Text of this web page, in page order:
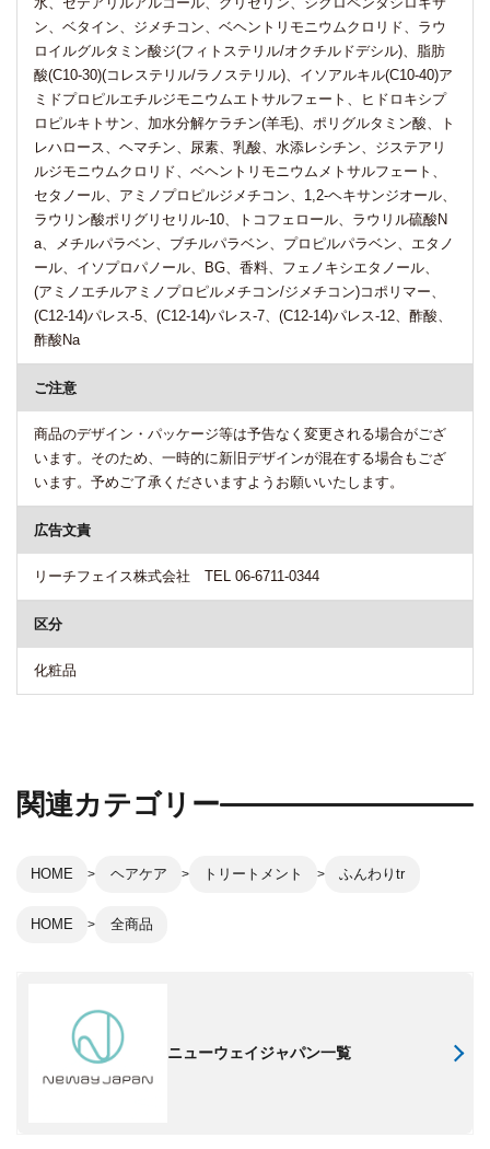
ン、ベタイン、ジメチコン、ベヘントリモニウムクロリド、ラウ
ロイルグルタミン酸ジ(フィトステリル/オクチルドデシル)、脂肪
酸(C10-30)(コレステリル/ラノステリル)、イソアルキル(C10-40)ア
ミドプロピルエチルジモニウムエトサルフェート、ヒドロキシプ
ロピルキトサン、加水分解ケラチン(羊毛)、ポリグルタミン酸、ト
レハロース、ヘマチン、尿素、乳酸、水添レシチン、ジステアリ
ルジモニウムクロリド、ベヘントリモニウムメトサルフェート、
セタノール、アミノプロピルジメチコン、1,2-ヘキサンジオール、
ラウリン酸ポリグリセリル-10、トコフェロール、ラウリル硫酸N
a、メチルパラベン、ブチルパラベン、プロピルパラベン、エタノ
ール、イソプロパノール、BG、香料、フェノキシエタノール、
(アミノエチルアミノプロピルメチコン/ジメチコン)コポリマー、
(C12-14)パレス-5、(C12-14)パレス-7、(C12-14)パレス-12、酢酸、
酢酸Na
ご注意
商品のデザイン・パッケージ等は予告なく変更される場合がござ
います。そのため、一時的に新旧デザインが混在する場合もござ
います。予めご了承くださいますようお願いいたします。
広告文責
リーチフェイス株式会社 TEL 06-6711-0344
区分
化粧品
関連カテゴリー
HOME ヘアケア トリートメント ふんわりtr
HOME 全商品
ニューウェイジャパン一覧